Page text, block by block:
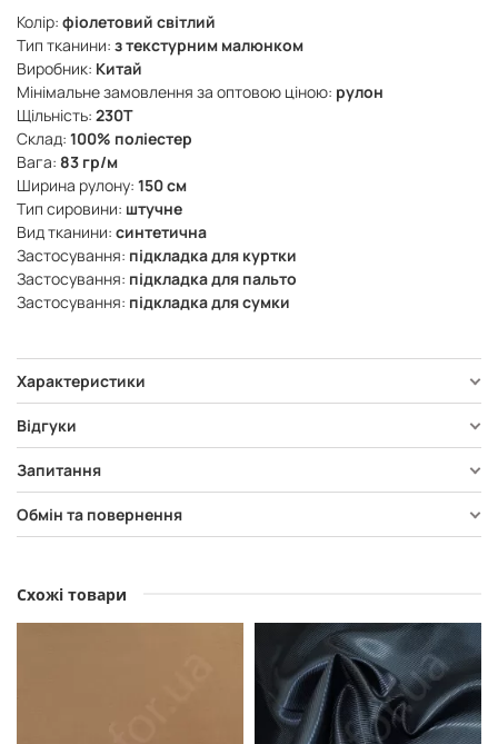
Колір: фіолетовий світлий
Тип тканини: з текстурним малюнком
Виробник: Китай
Мінімальне замовлення за оптовою ціною: рулон
Щільність: 230Т
Склад: 100% поліестер
Вага: 83 гр/м
Ширина рулону: 150 см
Тип сировини: штучне
Вид тканини: синтетична
Застосування: підкладка для куртки
Застосування: підкладка для пальто
Застосування: підкладка для сумки
Характеристики
Відгуки
Запитання
Обмін та повернення
Схожі товари